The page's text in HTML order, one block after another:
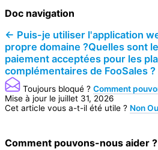
Doc navigation
← Puis-je utiliser l'application
propre domaine ?Quelles sont
paiement acceptées pour les
complémentaires de FooSales ?
Toujours bloqué ? Comment
Mise à jour le juillet 31, 2026
Cet article vous a-t-il été utile ? Non
Comment pouvons-nous aider ?